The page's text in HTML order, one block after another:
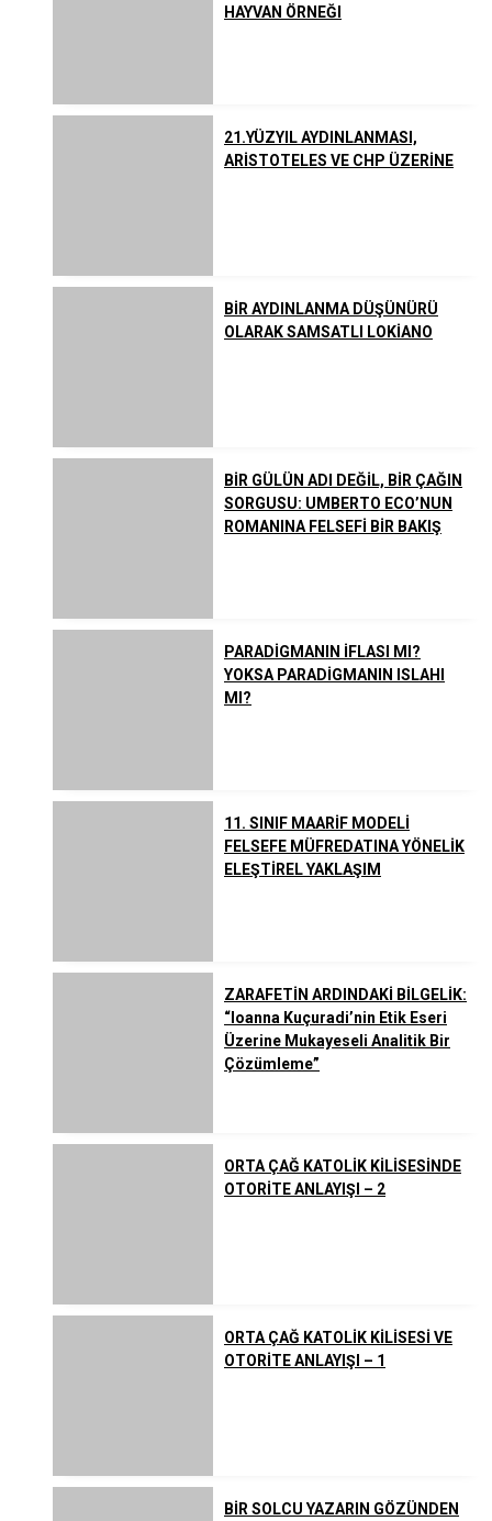
HAYVAN ÖRNEĞI
21.YÜZYIL AYDINLANMASI,
ARİSTOTELES VE CHP ÜZERİNE
BİR AYDINLANMA DÜŞÜNÜRÜ
OLARAK SAMSATLI LOKİANO
BİR GÜLÜN ADI DEĞİL, BİR ÇAĞIN
SORGUSU: UMBERTO ECO’NUN
ROMANINA FELSEFİ BİR BAKIŞ
PARADİGMANIN İFLASI MI?
YOKSA PARADİGMANIN ISLAHI
MI?
11. SINIF MAARİF MODELİ
FELSEFE MÜFREDATINA YÖNELİK
ELEŞTİREL YAKLAŞIM
ZARAFETİN ARDINDAKİ BİLGELİK:
“Ioanna Kuçuradi’nin Etik Eseri
Üzerine Mukayeseli Analitik Bir
Çözümleme”
ORTA ÇAĞ KATOLİK KİLİSESİNDE
OTORİTE ANLAYIŞI – 2
ORTA ÇAĞ KATOLİK KİLİSESİ VE
OTORİTE ANLAYIŞI – 1
BİR SOLCU YAZARIN GÖZÜNDEN